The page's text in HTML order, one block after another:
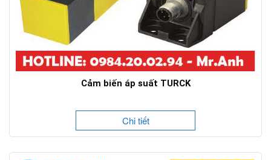
Cảm biến áp suất TURCK
Chi tiết